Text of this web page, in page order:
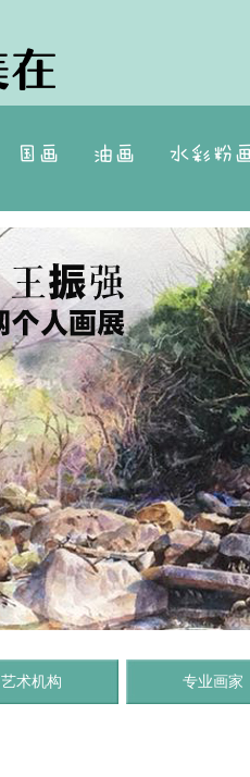
国画 油画 水彩粉
艺术机构 专业画家